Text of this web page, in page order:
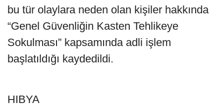
bu tür olaylara neden olan kişiler hakkında
“Genel Güvenliğin Kasten Tehlikeye
Sokulması” kapsamında adli işlem
başlatıldığı kaydedildi.
HIBYA